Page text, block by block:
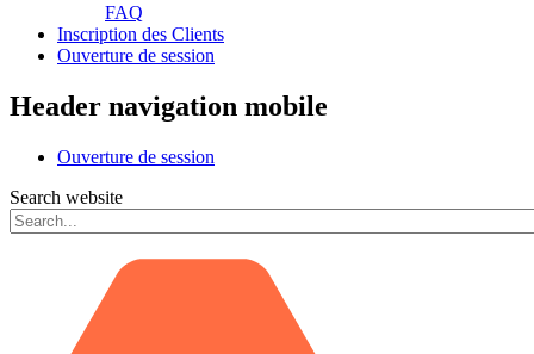
FAQ
Inscription des Clients
Ouverture de session
Header navigation mobile
Ouverture de session
Search website